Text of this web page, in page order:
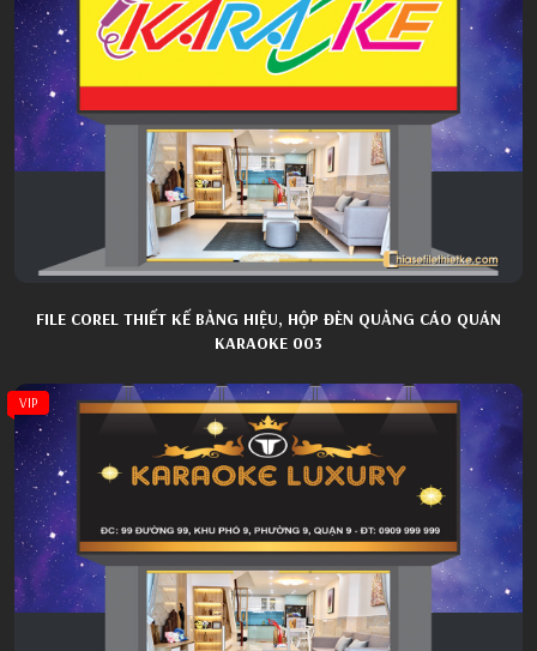
FILE COREL THIẾT KẾ BẢNG HIỆU, HỘP ĐÈN QUẢNG CÁO QUÁN
KARAOKE 003
VIP